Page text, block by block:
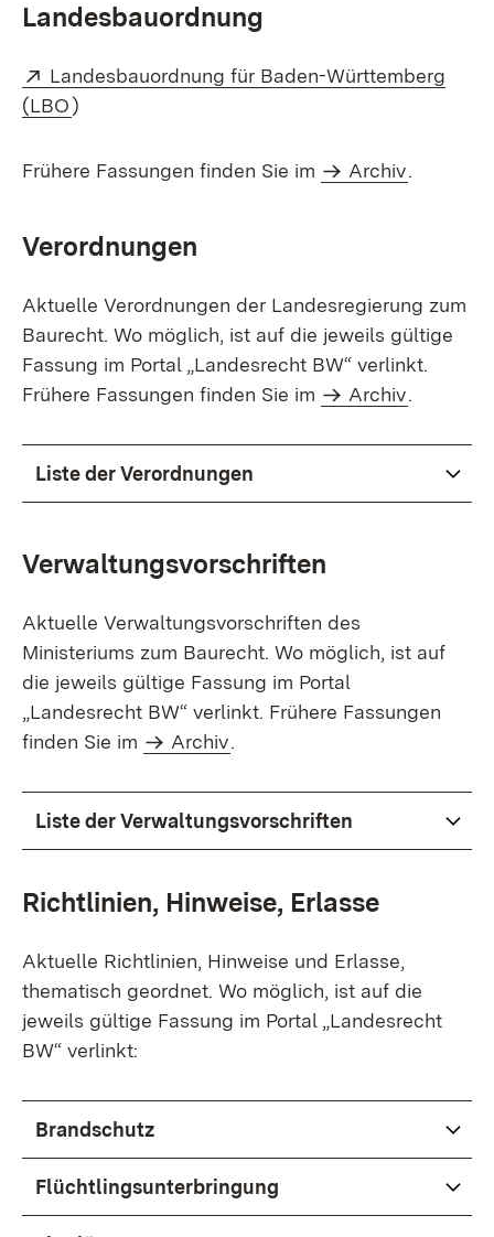
Landesbauordnung
Extern:
Landesbauordnung für Baden-Württemberg
(LBO(Öffnet in neuem Fenster)
)
Frühere Fassungen finden Sie im Archiv.
Verordnungen
Aktuelle Verordnungen der Landesregierung zum
Baurecht. Wo möglich, ist auf die jeweils gültige
Fassung im Portal „Landesrecht BW“ verlinkt.
Frühere Fassungen finden Sie im
Archiv.
Liste der Verordnungen
Verwaltungsvorschriften
Aktuelle Verwaltungsvorschriften des
Ministeriums zum Baurecht. Wo möglich, ist auf
die jeweils gültige Fassung im Portal
„Landesrecht BW“ verlinkt. Frühere Fassungen
finden Sie im
Archiv.
Liste der Verwaltungsvorschriften
Richtlinien, Hinweise, Erlasse
Aktuelle Richtlinien, Hinweise und Erlasse,
thematisch geordnet. Wo möglich, ist auf die
jeweils gültige Fassung im Portal „Landesrecht
BW“ verlinkt:
Brandschutz
Flüchtlingsunterbringung